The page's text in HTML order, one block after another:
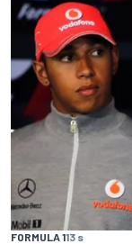
FORMULA 113 s